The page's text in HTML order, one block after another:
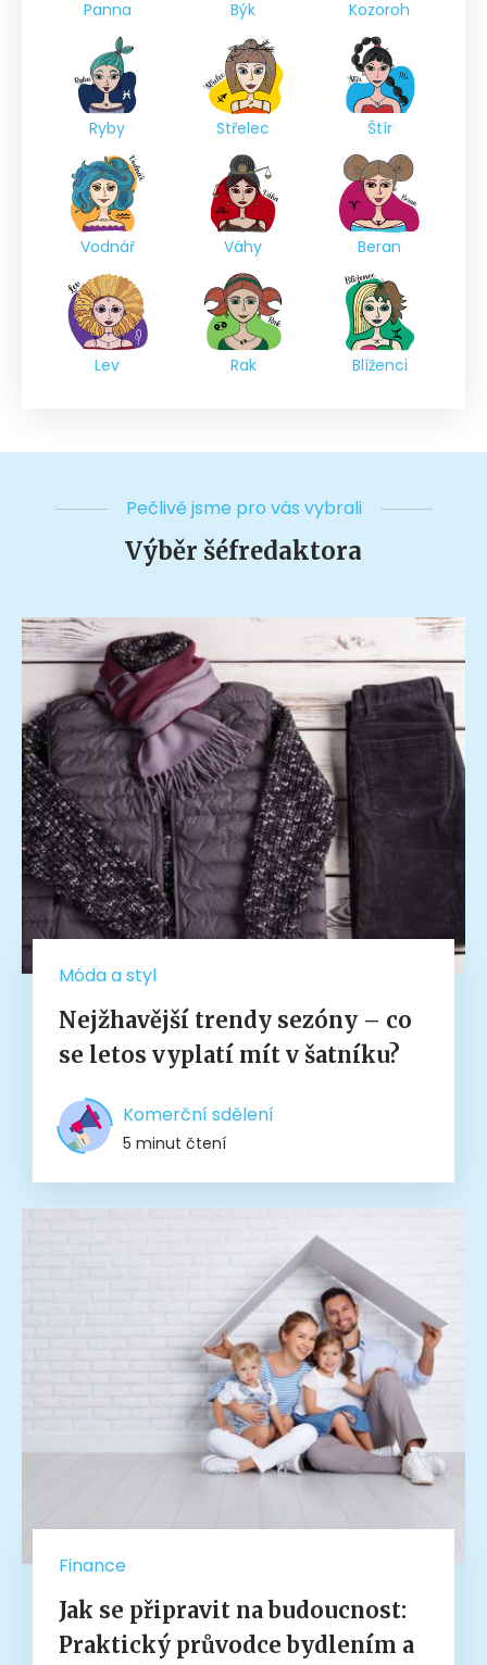
Panna Býk Kozoroh
Ryby Střelec Štír
Vodnář Váhy Beran
Lev Rak Blíženci
Pečlivě jsme pro vás vybrali
Výběr šéfredaktora
Móda a styl
Nejžhavější trendy sezóny – co
se letos vyplatí mít v šatníku?
Komerční sdělení
5 minut čtení
Finance
Jak se připravit na budoucnost:
Praktický průvodce bydlením a